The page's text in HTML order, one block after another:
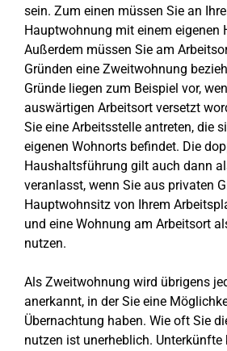
sein. Zum einen müssen Sie an
Hauptwohnung mit einem eigenen
Außerdem müssen Sie am
Gründen eine Zweitwohnung
Gründe liegen zum Beispiel vor,
auswärtigen Arbeitsort versetzt
Sie eine Arbeitsstelle antreten, die
eigenen Wohnorts befindet. Die
Haushaltsführung gilt auch dann
veranlasst, wenn Sie aus privaten
Hauptwohnsitz von Ihrem
und eine Wohnung am Arbeitsort
nutzen.
Als Zweitwohnung wird übrigens
anerkannt, in der Sie eine
Übernachtung haben. Wie oft Sie
nutzen ist unerheblich. Unterkünfte